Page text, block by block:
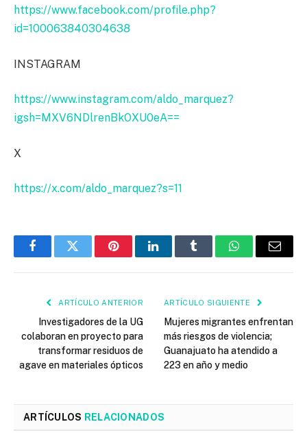
https://www.facebook.com/profile.php?
id=100063840304638
INSTAGRAM
https://www.instagram.com/aldo_marquez?
igsh=MXV6NDlrenBkOXU0eA==
X
https://x.com/aldo_marquez?s=11
FacebookTwitter PinterestLinkedInTumblr WhatsAppEmail
ARTÍCULO ANTERIOR
Investigadores de la UG
colaboran en proyecto para
transformar residuos de
agave en materiales ópticos
ARTÍCULO SIGUIENTE
Mujeres migrantes enfrentan
más riesgos de violencia;
Guanajuato ha atendido a
223 en año y medio
ARTÍCULOS RELACIONADOS